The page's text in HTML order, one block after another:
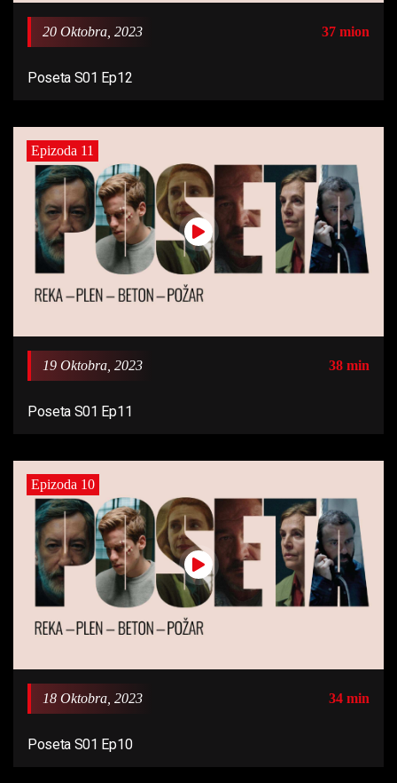
20 Oktobra, 2023 37 mion
Poseta S01 Ep12
Epizoda 11
19 Oktobra, 2023 38 min
Poseta S01 Ep11
Epizoda 10
18 Oktobra, 2023 34 min
Poseta S01 Ep10